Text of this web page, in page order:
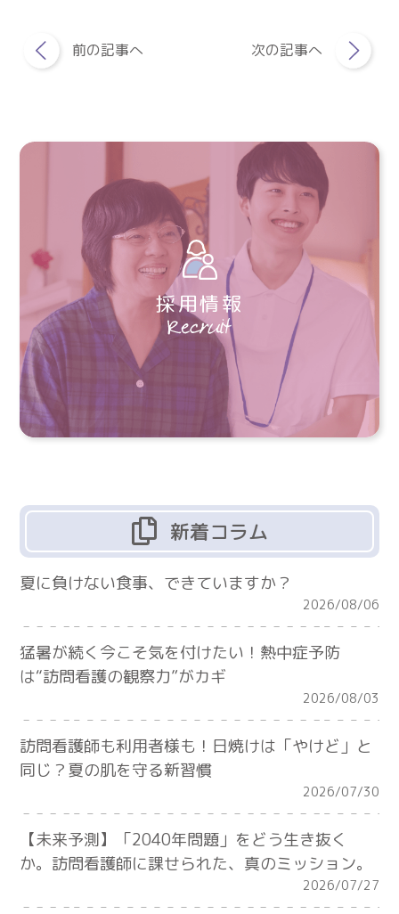
前の記事へ 次の記事へ
採用情報
新着コラム
夏に負けない食事、できていますか？
2026/08/06
猛暑が続く今こそ気を付けたい！熱中症予防
は“訪問看護の観察力”がカギ
2026/08/03
訪問看護師も利用者様も！日焼けは「やけど」と
同じ？夏の肌を守る新習慣
2026/07/30
【未来予測】「2040年問題」をどう生き抜く
か。訪問看護師に課せられた、真のミッション。
2026/07/27